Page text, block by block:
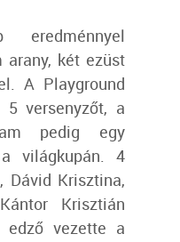
eredménnyel
arany, két ezüst
A Playground
5 versenyzőt, a
pedig egy
világkupán. 4
Dávid Krisztina,
Krisztián
vezette a